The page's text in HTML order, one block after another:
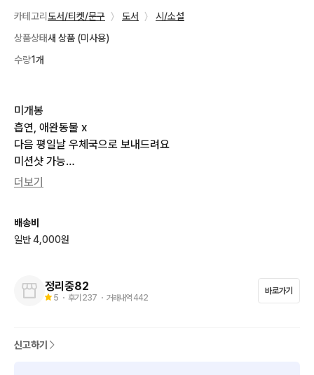
카테고리 도서/티켓/문구 〉 도서 〉
시/소설
상품상태새 상품 (미사용)
수량1개
미개봉
흡연, 애완동물 x
다음 평일날 우체국으로 보내드려요
미션샷 가능
더보기
배송비
일반 4,000원
정리중82
5 ・ 후기 237 ・ 거래내역 442
바로가기
신고하기